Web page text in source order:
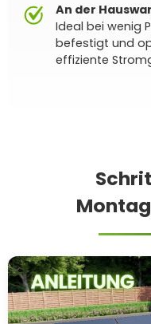
An der
Ideal bei wenig
befestigt und
effiziente